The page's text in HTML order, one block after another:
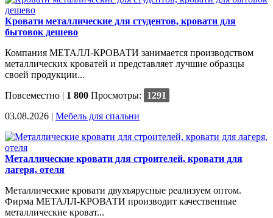
Кровати металлические для студентов, кровати для
бытовок дешево
Компания МЕТАЛЛ-КРОВАТИ занимается производством
металлических кроватей и представляет лучшие образцы
своей продукции...
Повсеместно | 1 800 Просмотры:
1291
03.08.2026 | Мебель для спальни
Металлические кровати для строителей, кровати для
лагеря, отеля
Металлические кровати двухъярусные реализуем оптом.
Фирма МЕТАЛЛ-КРОВАТИ производит качественные
металлические кроват...